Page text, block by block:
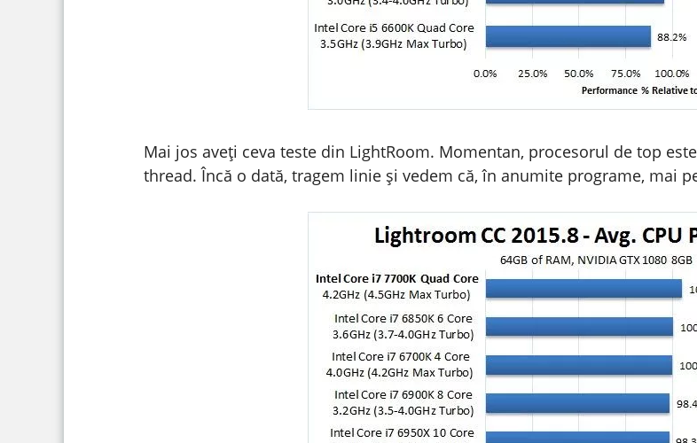
Mai jos aveți ceva teste din LightRoom. Momentan, procesorul de top
thread. Încă o dată, tragem linie și vedem că, în anumite programe, mai